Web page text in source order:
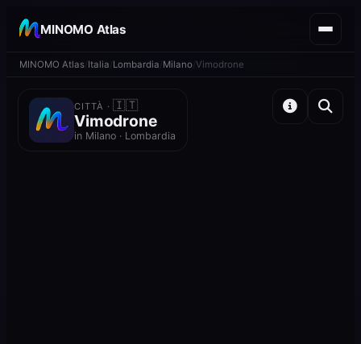
MINOMO Atlas
MINOMO Atlas Italia Lombardia Milano Vimodrone
CITTÀ ·🇮🇹
Vimodrone
in Milano · Lombardia